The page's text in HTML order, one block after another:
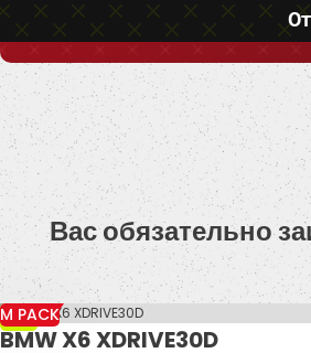
Вас обязательно
-4%
M PACK
BMW X6 XDRIVE30D